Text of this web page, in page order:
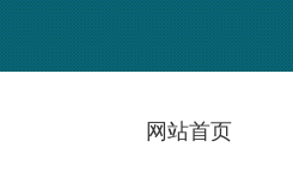
网站首页